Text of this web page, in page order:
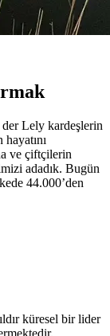
der Lely kardeşlerin
ve çiftçilerin
adadık. Bugün
44.000’den
küresel bir lider